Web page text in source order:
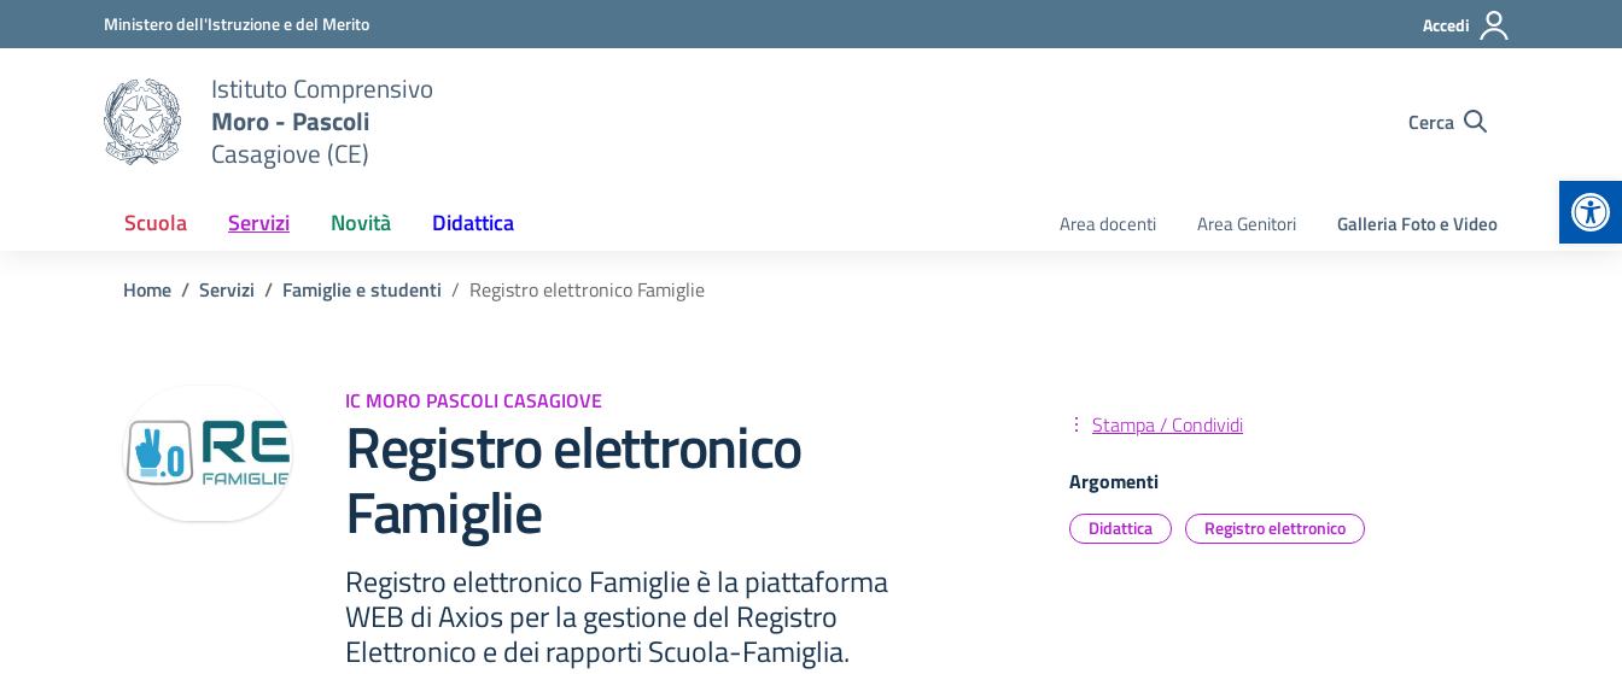
Vai ai contenuti
Vai al menu di navigazioneMinistero dell'Istruzione e del Merito Accedi
Istituto Comprensivo
Moro - Pascoli
Casagiove (CE)
Cerca
Scuola Servizi Novità Didattica Area docenti Area Genitori Galleria Foto e Video
Home Servizi Famiglie e studenti Registro elettronico Famiglie
IC MORO PASCOLI CASAGIOVE
Registro elettronico
Famiglie
Registro elettronico Famiglie è la piattaforma
WEB di Axios per la gestione del Registro
Elettronico e dei rapporti Scuola-Famiglia.
Stampa / Condividi
Argomenti
Didattica Registro elettronico